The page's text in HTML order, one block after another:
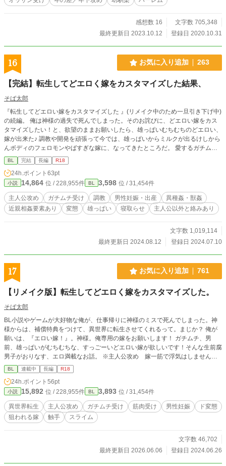
感想数 16
文字数 705,348
最終更新日 2023.10.12
登録日 2020.10.31
16 お気に入り追加 263
【完結】転生してどエロく嫁をカスタマイズした結果、
そば太郎
『転生してどエロい嫁をカスタマイズした 』(リメイク中のため一旦引き下げ中)
の続編。 俺は神様の過失で死んでしまった。そのお詫びに、どエロい嫁をカス
タマイズしたい！と、欲望のままお願いしたら、雄っぱいむちむちのどエロい、
嫁が出来た♪ 調教や開発を頑張って今では、雄っぱいからミルクが出るけしから
んボディのフェロモンやばすぎな嫁に、なってきたところだ。 愛するガチムチ
の嫁をもっともっと淫乱にさせたい♡ そんな嫁と俺との物語である。ハスハス
が止まらん♡♡ ※主人公以外の絡みあり、しかし、嫁は主人公一筋♡ ※誤字が
多くてすみません。いつか、見直します！
BL 完結 長編 R18
24h.ポイント 63pt
小説 14,864 位 / 228,955件 BL 3,598 位 / 31,454件
主人公攻め ガチムチ受け 調教 男性妊娠・出産
異種姦・獣姦
近親相姦要素あり
変態 雄っぱい 寝取らせ 主人公以外と絡みあり
文字数 1,019,114
最終更新日 2024.08.12
登録日 2024.07.10
17 お気に入り追加 761
【リメイク版】転生してどエロく嫁をカスタマイズした。
そば太郎
BL小説やゲームが大好物な俺が、仕事帰りに神様のミスで死んでしまった。神
様からは、補償特典をつけて、異世界に転生させてくれるって。まじか？ 俺が
願いは、『エロい嫁！』。神様。俺専用の嫁をお願いします！ ガチムチ、男
前、雄っぱいがむちむちな、すっごーいどエロい嫁が欲しいです！そんな生前腐
男子がおりなす、エロ満載なお話。 ※主人公攻め 嫁一筋で浮気はしません。
※ムーンさんのほうでも投稿済（別名）。こっちは、リメイク前のもの。 ★お
知らせ★ 以前、完結していた作品をリメイクしました。理由、初投稿作品で誤
字や言い回しなど大量にあったため。読みにくくて大変申し訳ありませんでし
た。それなのに、お気に入り登録があんなにも……！ 感謝しかありません。
元々文章能力がないため、どこまでマシになったか分かりませぬが、肉付けした
り、新たにエッチを書き加えたりしているので、読み直して貰えたら嬉しいで
す。
BL 連載中 長編 R18
24h.ポイント 56pt
小説 15,892 位 / 228,955件 BL 3,893 位 / 31,454件
異世界転生 主人公攻め ガチムチ受け 筋肉受け 男性妊娠
ド変態
狙われる嫁
触手 スライム
文字数 46,702
最終更新日 2026.06.06
登録日 2024.06.26